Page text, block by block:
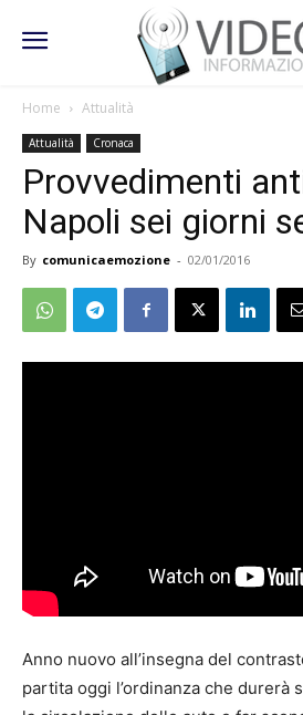
Home Attualità
Attualità Cronaca
Provvedimenti
Napoli sei giorni
By comunicaemozione - 02/01/2016
Anno nuovo all’insegna del
partita oggi l’ordinanza che durerà